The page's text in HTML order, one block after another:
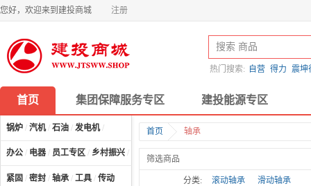
您好，欢迎来到建投商城 注册
热门搜索: 自营 得力 震坤
首页 集团保障服务专区 建投能源专区
锅炉 / 汽机/ 石油 / 发电机/
办公 / 电器 / 员工专区 / 乡村振兴 / 计算机及配件
紧固 / 密封 / 轴承 / 工具 / 传动
首页 轴承
筛选商品
分类: 滚动轴承 滑动轴承